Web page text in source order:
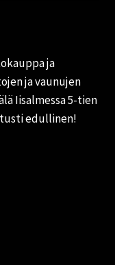
ja
ja vaunujen
Iisalmessa 5-tien
edullinen!